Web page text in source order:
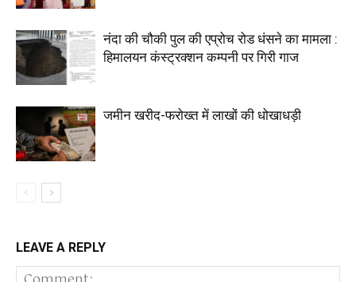
नंदा की चौकी पुल की एप्रोच रोड धंसने का मामला :
हिमालयन कंस्ट्रक्शन कम्पनी पर गिरी गाज
जमीन खरीद-फरोख्त में लाखों की धोखाधड़ी
LEAVE A REPLY